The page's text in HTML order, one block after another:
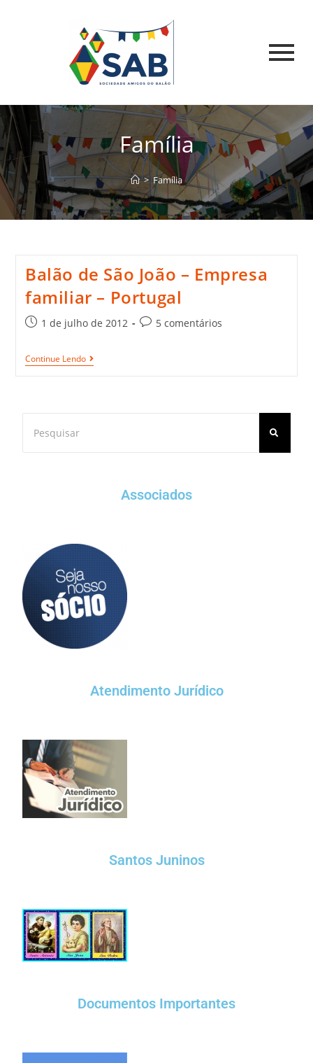
Família
> Família
Balão de São João – Empresa
familiar – Portugal
1 de julho de 2012 5 comentários
Continue Lendo
Associados
Atendimento Jurídico
Santos Juninos
Documentos Importantes